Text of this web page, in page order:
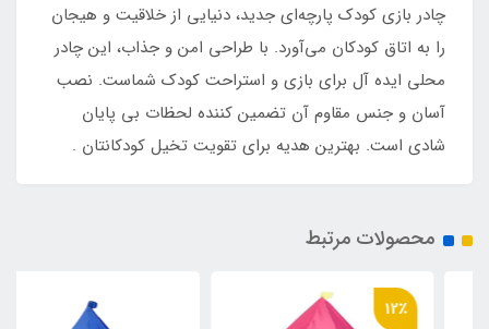
چادر بازی کودک پارچه‌ای جدید، دنیایی از خلاقیت و هیجان
را به اتاق کودکان می‌آورد. با طراحی امن و جذاب، این چادر
محلی ایده‌ آل برای بازی و استراحت کودک شماست. نصب
آسان و جنس مقاوم آن تضمین‌ کننده لحظات بی‌ پایان
شادی است. بهترین هدیه برای تقویت تخیل کودکانتان .
محصولات مرتبط